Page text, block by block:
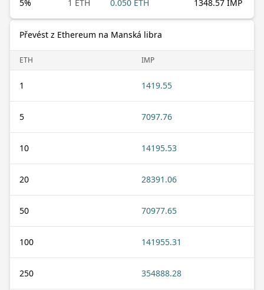
5% 1 ETH 0.050 ETH 1348.57 IMP
Převést z Ethereum na Manská libra
ETH IMP
1 1419.55
5 7097.76
10 14195.53
20 28391.06
50 70977.65
100 141955.31
250 354888.28